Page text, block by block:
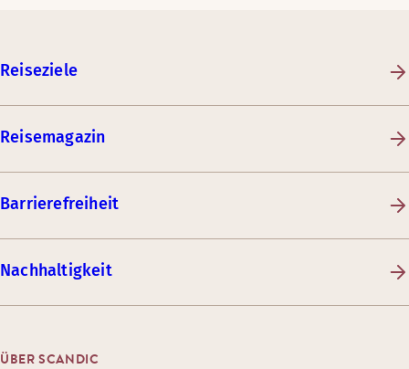
Reiseziele
Reisemagazin
Barrierefreiheit
Nachhaltigkeit
ÜBER SCANDIC